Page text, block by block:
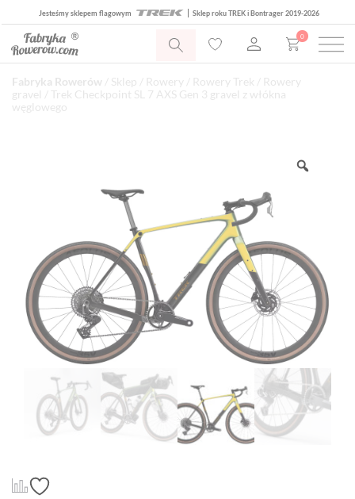
Jesteśmy sklepem flagowym Sklep roku TREK i Bontrager 2019-2026
0
Fabryka Rowerów Sklep Rowery Rowery Trek
Rowery
gravel
/ Trek Checkpoint SL 7 AXS Gen 3 gravel z włókna
węglowego